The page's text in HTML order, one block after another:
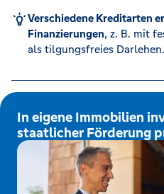
Verschiedene Kreditarten
Finanzierungen, z. B. mit
als tilgungsfreies Darlehen.
In eigene Immobilien
staatlicher Förderung